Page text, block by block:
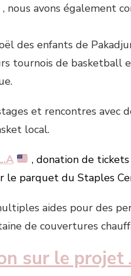
, nous avons également
des enfants de
tournois de basketball
et rencontres avec
local.
, donation de
le parquet du Staples
aides pour des
de couvertures
sur le